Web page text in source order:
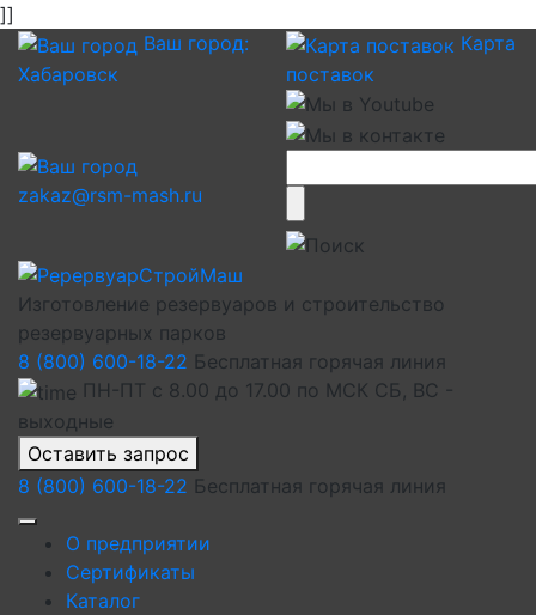
]]
Ваш город:
Хабаровск
Карта
поставок
zakaz@rsm-mash.ru
Изготовление резервуаров и строительство
резервуарных парков
8 (800) 600-18-22 Бесплатная горячая линия
ПН-ПТ с 8.00 до 17.00 по МСК СБ, ВС -
выходные
Оставить запрос
8 (800) 600-18-22 Бесплатная горячая линия
О предприятии
Сертификаты
Каталог